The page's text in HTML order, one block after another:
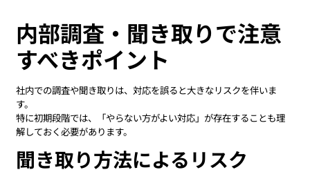
内部調査・聞き取りで注意
すべきポイント
社内での調査や聞き取りは、対応を誤ると大きなリスクを伴いま
す。
特に初期段階では、「やらない方がよい対応」が存在することも理
解しておく必要があります。
聞き取り方法によるリスク